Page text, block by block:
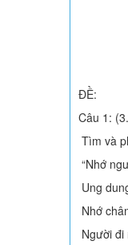
ĐỀ:
Câu 1:
Tìm và
“Nhớ
Ung
Nhớ
Người đi